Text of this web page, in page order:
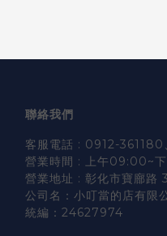
聯絡我們
客服電話 : 0912-
營業時間 : 上午09:00~
營業地址 : 彰化市寶廍路
公司名：小叮當的店有限
統編：24627974